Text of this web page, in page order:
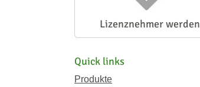
Lizenznehmer werden
Quick links
Produkte